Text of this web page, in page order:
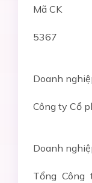
Mã CK
5367
Doanh
Công ty Cổ
Doanh
Tổng